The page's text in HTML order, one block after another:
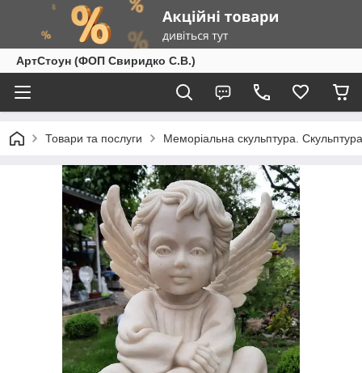
АртСтоун (ФОП Свиридко С.В.)
Товари та послуги Меморіальна скульптура.